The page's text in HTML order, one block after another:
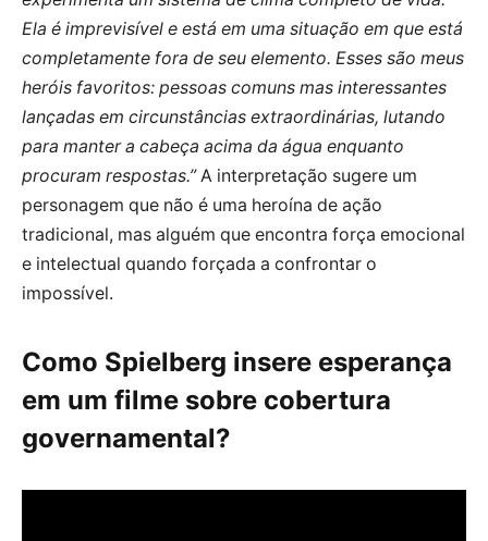
Ela é imprevisível e está em uma situação em que está
completamente fora de seu elemento. Esses são meus
heróis favoritos: pessoas comuns mas interessantes
lançadas em circunstâncias extraordinárias, lutando
para manter a cabeça acima da água enquanto
procuram respostas.”A interpretação sugere um
personagem que não é uma heroína de ação
tradicional, mas alguém que encontra força emocional
e intelectual quando forçada a confrontar o
impossível.
Como Spielberg insere esperança
em um filme sobre cobertura
governamental?